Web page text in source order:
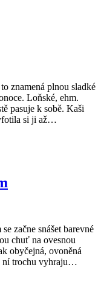
znamená plnou sladké
Loňské, ehm.
pasuje k sobě. Kaši
si ji až…
začne snášet barevné
chuť na ovesnou
obyčejná, ovoněná
ní trochu vyhraju…